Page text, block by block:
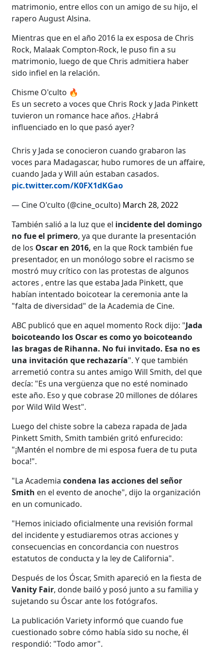
matrimonio, entre ellos con un amigo de su hijo, el
rapero August Alsina.
Mientras que en el año 2016 la ex esposa de Chris
Rock, Malaak Compton-Rock, le puso fin a su
matrimonio, luego de que Chris admitiera haber
sido infiel en la relación.
Chisme O'culto 🔥
Es un secreto a voces que Chris Rock y Jada Pinkett
tuvieron un romance hace años. ¿Habrá
influenciado en lo que pasó ayer?
Chris y Jada se conocieron cuando grabaron las
voces para Madagascar, hubo rumores de un affaire,
cuando Jada y Will aún estaban casados.
pic.twitter.com/K0FX1dKGao
— Cine O'culto (@cine_oculto) March 28, 2022
También salió a la luz que el incidente del domingo
no fue el primero, ya que durante la presentación
de los Oscar en 2016, en la que Rock también fue
presentador, en un monólogo sobre el racismo se
mostró muy crítico con las protestas de algunos
actores , entre las que estaba Jada Pinkett, que
habían intentado boicotear la ceremonia ante la
"falta de diversidad" de la Academia de Cine.
ABC publicó que en aquel momento Rock dijo: "Jada
boicoteando los Oscar es como yo boicoteando
las bragas de Rihanna. No fui invitado. Esa no es
una invitación que rechazaría". Y que también
arremetió contra su antes amigo Will Smith, del que
decía: "Es una vergüenza que no esté nominado
este año. Eso y que cobrase 20 millones de dólares
por Wild Wild West".
Luego del chiste sobre la cabeza rapada de Jada
Pinkett Smith, Smith también gritó enfurecido:
"¡Mantén el nombre de mi esposa fuera de tu puta
boca!".
"La Academiacondena las acciones del señor
Smith en el evento de anoche", dijo la organización
en un comunicado.
"Hemos iniciado oficialmente una revisión formal
del incidente y estudiaremos otras acciones y
consecuencias en concordancia con nuestros
estatutos de conducta y la ley de California".
Después de los Óscar, Smith apareció en la fiesta de
Vanity Fair, donde bailó y posó junto a su familia y
sujetando su Óscar ante los fotógrafos.
La publicación Variety informó que cuando fue
cuestionado sobre cómo había sido su noche, él
respondió: "Todo amor".